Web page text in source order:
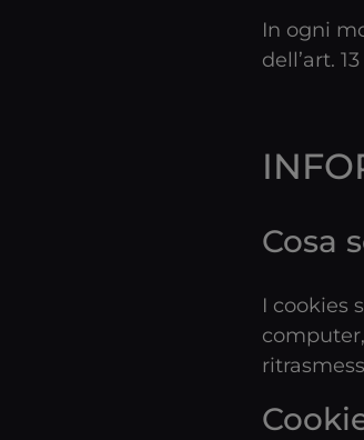
In ogni
dell’art.
Cosa
I cookies